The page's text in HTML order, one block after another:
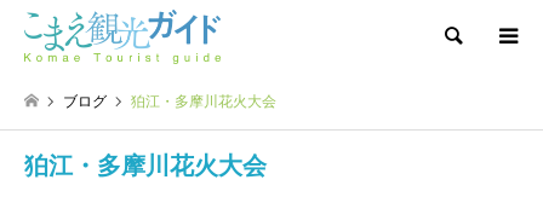
検索
ブログ 狛江・多摩川花火大会
狛江・多摩川花火大会